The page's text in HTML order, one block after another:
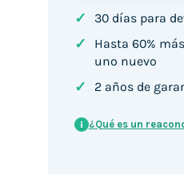
✓ 30 días para
✓
Hasta 60%
uno nuevo
✓ 2 años de
i ¿Qué es un